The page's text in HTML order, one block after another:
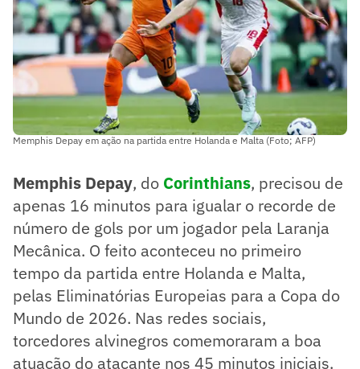
Memphis Depay em ação na partida entre Holanda e Malta (Foto; AFP)
Memphis Depay, do Corinthians, precisou de
apenas 16 minutos para igualar o recorde de
número de gols por um jogador pela Laranja
Mecânica. O feito aconteceu no primeiro
tempo da partida entre Holanda e Malta,
pelas Eliminatórias Europeias para a Copa do
Mundo de 2026. Nas redes sociais,
torcedores alvinegros comemoraram a boa
atuação do atacante nos 45 minutos iniciais.